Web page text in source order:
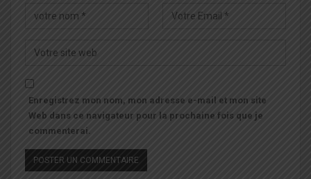
Enregistrez mon nom, mon adresse e-mail et mon site
Web dans ce navigateur pour la prochaine fois que je
commenterai.